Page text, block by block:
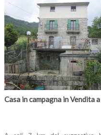
Casa in campagna in Vendita